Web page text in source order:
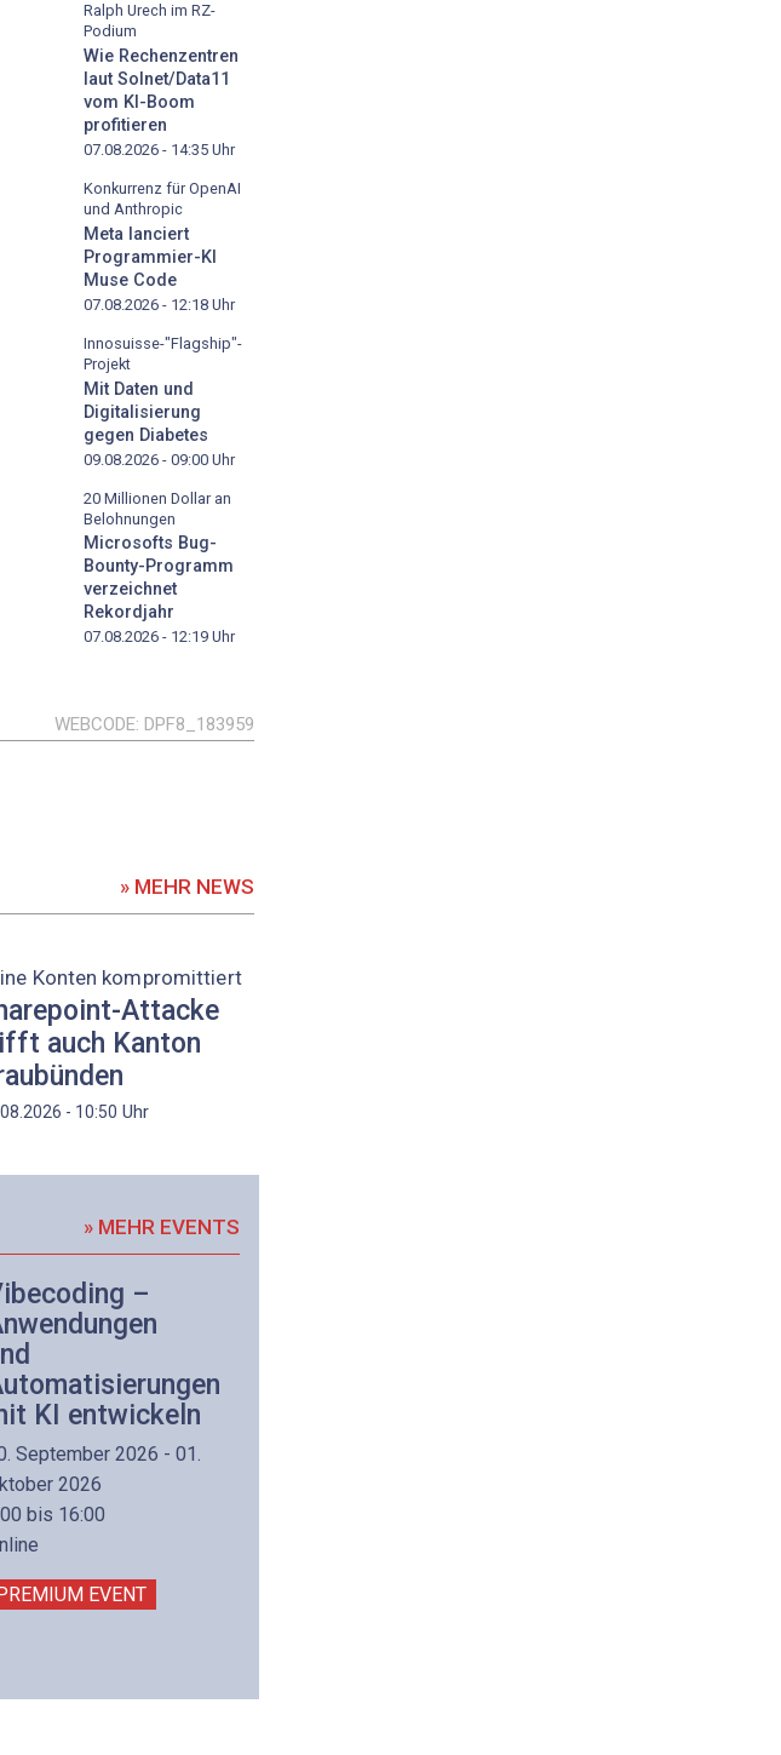
Ralph Urech im RZ-
Podium
Wie Rechenzentren
laut Solnet/Data11
vom KI-Boom
profitieren
07.08.2026 - 14:35 Uhr
Konkurrenz für OpenAI
und Anthropic
Meta lanciert
Programmier-KI
Muse Code
07.08.2026 - 12:18 Uhr
Innosuisse-"Flagship"-
Projekt
Mit Daten und
Digitalisierung
gegen Diabetes
09.08.2026 - 09:00 Uhr
20 Millionen Dollar an
Belohnungen
Microsofts Bug-
Bounty-Programm
verzeichnet
Rekordjahr
07.08.2026 - 12:19 Uhr
WEBCODE DPF8_183959
» MEHR NEWS
Konten kompromittiert
Attacke
auch Kanton
- 10:50 Uhr
» MEHR EVENTS
–
KI entwickeln
September 2026 - 01.
2026
bis 16:00
PREMIUM EVENT